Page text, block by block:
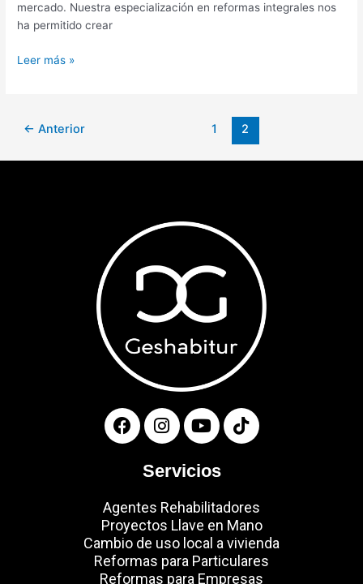
mercado. Nuestra especialización en reformas integrales nos
ha permitido crear
Leer más »
← Anterior 1 2
F
a
o
o
k
I
n
t
g
r
a
m
Y
o
t
b
e
T
i
k
Servicios
Agentes Rehabilitadores
Proyectos Llave en Mano
Cambio de uso local a vivienda
Reformas para Particulares
Reformas para Empresas